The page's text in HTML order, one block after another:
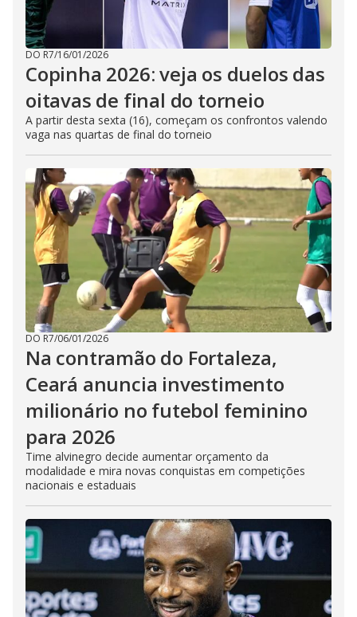
DO R7/16/01/2026
Copinha 2026: veja os duelos das
oitavas de final do torneio
A partir desta sexta (16), começam os confrontos valendo
vaga nas quartas de final do torneio
DO R7/06/01/2026
Na contramão do Fortaleza,
Ceará anuncia investimento
milionário no futebol feminino
para 2026
Time alvinegro decide aumentar orçamento da
modalidade e mira novas conquistas em competições
nacionais e estaduais